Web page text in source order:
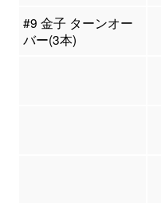
#9 金子 ターンオー
バー(3本)